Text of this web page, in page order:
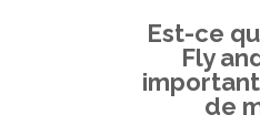
Est-ce
Fly
de